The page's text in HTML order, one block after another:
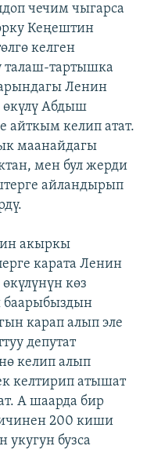
чечим чыгарса
Кеңештин
келген
талаш-тартышка
Ленин
Абдыш
айткым келип атат.
маанайдагы
мен бул жерди
айландырып
акыркы
карата Ленин
көз
карап алып эле
депутат
келип алып
келтирип атышат
А шаарда бир
200 киши
бузса